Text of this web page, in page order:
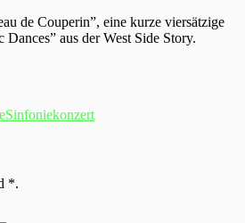
de Couperin”, eine kurze viersätzige
aus der West Side Story.
Sinfoniekonzert
*.